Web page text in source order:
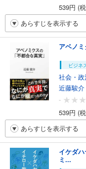
539円 (
あらすじを表示する
アベノミ
ビジネ
社会・
近藤駿介
-
539円 (
あらすじを表示する
イケダ
ミ...